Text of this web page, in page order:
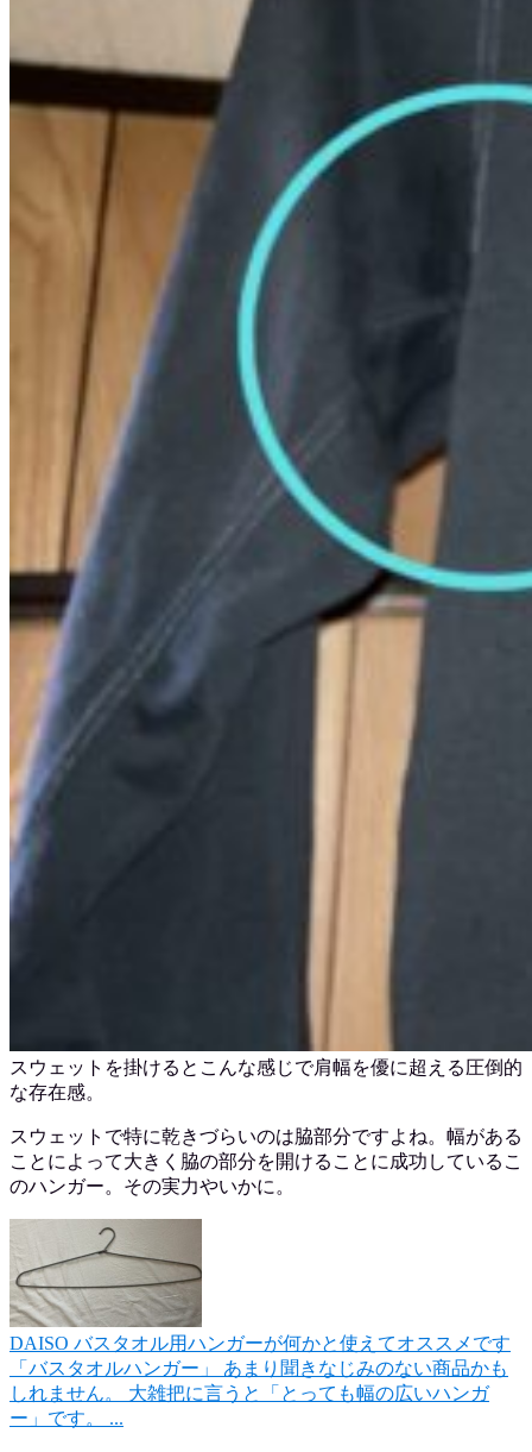
スウェットを掛けるとこんな感じで肩幅を優に超える圧倒的
な存在感。
スウェットで特に乾きづらいのは脇部分ですよね。幅がある
ことによって大きく脇の部分を開けることに成功しているこ
のハンガー。その実力やいかに。
DAISO バスタオル用ハンガーが何かと使えてオススメです
「バスタオルハンガー」 あまり聞きなじみのない商品かも
しれません。 大雑把に言うと「とっても幅の広いハンガ
ー」です。 ...